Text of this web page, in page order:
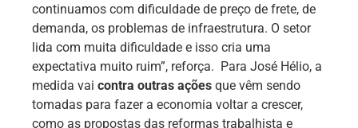
continuamos com dificuldade de preço de frete, de
demanda, os problemas de infraestrutura. O setor
lida com muita dificuldade e isso cria uma
expectativa muito ruim”, reforça. Para José Hélio, a
medida vai contra outras ações que vêm sendo
tomadas para fazer a economia voltar a crescer,
como as propostas das reformas trabalhista e